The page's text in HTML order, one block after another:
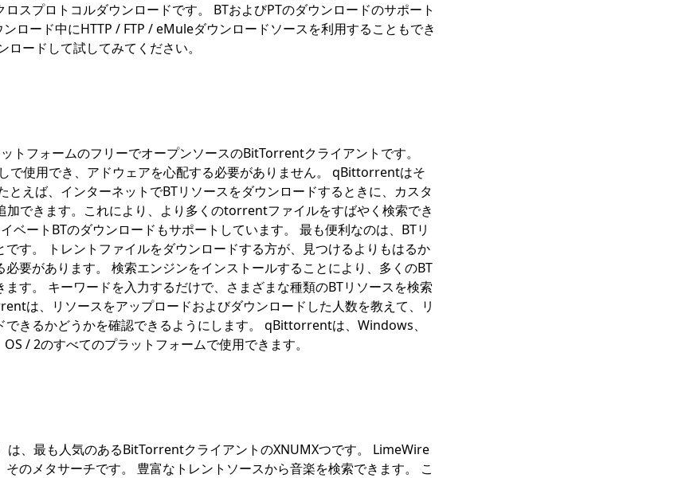
スプロトコルダウンロードです。 BTおよびPTのダウンロードのサポート
ロード中にHTTP / FTP / eMuleダウンロードソースを利用することもでき
ロードして試してみてください。
トフォームのフリーでオープンソースのBitTorrentクライアントです。
使用でき、アドウェアを心配する必要がありません。 qBittorrentはそ
とえば、インターネットでBTリソースをダウンロードするときに、カスタ
加できます。これにより、より多くのtorrentファイルをすばやく検索でき
ベートBTのダウンロードもサポートしています。 最も便利なのは、BTリ
です。 トレントファイルをダウンロードする方が、見つけるよりもはるか
要があります。 検索エンジンをインストールすることにより、多くのBT
す。 キーワードを入力するだけで、さまざまな種類のBTリソースを検索
は、リソースをアップロードおよびダウンロードした人数を教えて、リ
できるかどうかを確認できるようにします。 qBittorrentは、Windows、
/ 2のすべてのプラットフォームで使用できます。
は、最も人気のあるBitTorrentクライアントのXNUMXつです。 LimeWire
のメタサーチです。 豊富なトレントソースから音楽を検索できます。 こ